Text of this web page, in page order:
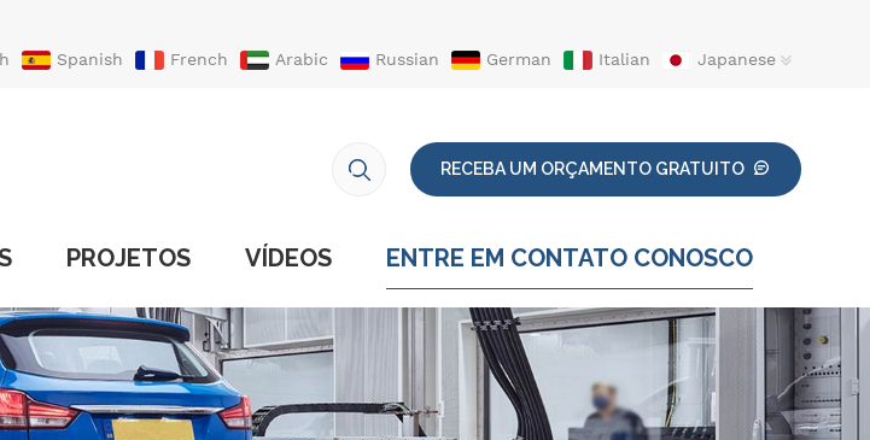
Spanish French Arabic Russian German Italian
Japanese
RECEBA UM ORÇAMENTO GRATUITO
PROJETOS VÍDEOS ENTRE EM CONTATO CONOSCO